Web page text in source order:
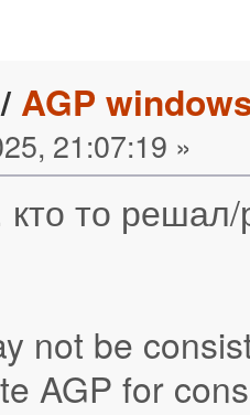
/ AGP
21:07:19 »
кто то
not be
AGP for